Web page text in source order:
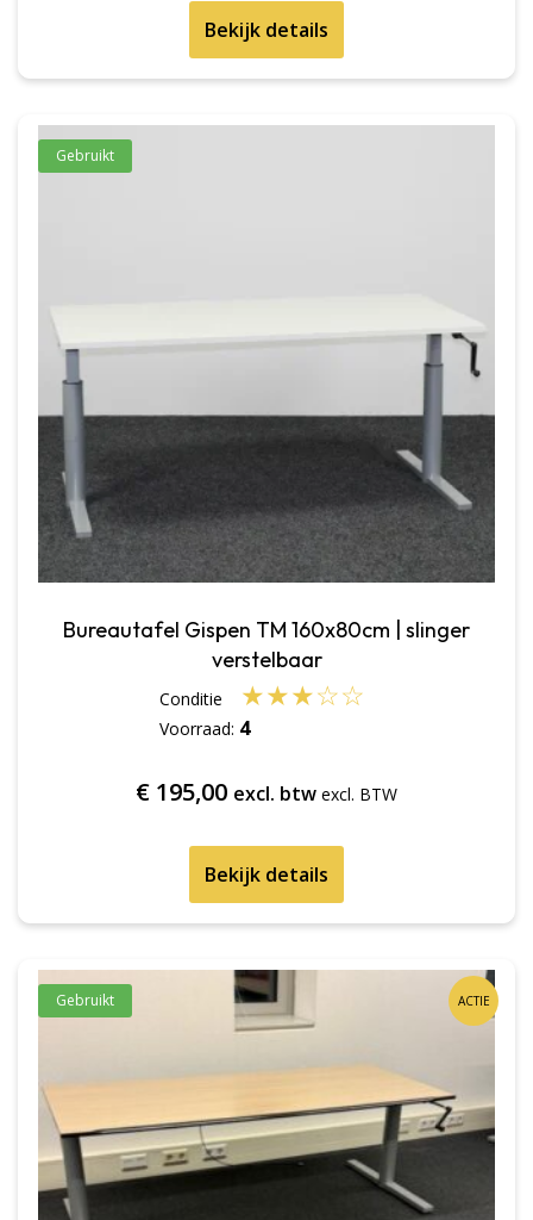
Bekijk details
Bureautafel Gispen TM 160x80cm | slinger
verstelbaar
Gebruikt
Voorraad: 4
★★★☆☆
€ 195,00 excl. btw
Bekijk details
ACTIE
Gebruikt